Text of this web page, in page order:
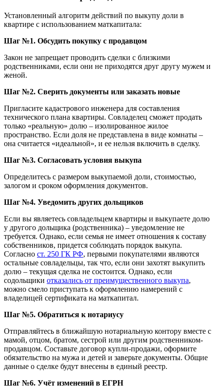
Установленный алгоритм действий по выкупу доли в
квартире с использованием маткапитала:
Шаг №1. Обсудить покупку с продавцом
Закон не запрещает проводить сделки с близкими
родственниками, если они не приходятся друг другу мужем и
женой.
Шаг №2. Сверить документы или заказать новые
Пригласите кадастрового инженера для составления
технического плана квартиры. Совладелец сможет продать
только «реальную» долю – изолированное жилое
пространство. Если доля не представлена в виде комнаты –
она считается «идеальной», и ее нельзя включить в сделку.
Шаг №3. Согласовать условия выкупа
Определитесь с размером выкупаемой доли, стоимостью,
залогом и сроком оформления документов.
Шаг №4. Уведомить других дольщиков
Если вы являетесь совладельцем квартиры и выкупаете долю
у другого дольщика (родственника) – уведомление не
требуется. Однако, если семья не имеет отношения к составу
собственников, придется соблюдать порядок выкупа.
Согласно ст. 250 ГК РФ, первыми покупателями являются
остальные совладельцы, так что, если они захотят выкупить
долю – текущая сделка не состоится. Однако, если
содольщики отказались от преимущественного выкупа,
можно смело приступать к оформлению намерений с
владелицей сертификата на маткапитал.
Шаг №5. Обратиться к нотариусу
Отправляйтесь в ближайшую нотариальную контору вместе с
мамой, отцом, братом, сестрой или другим родственником-
продавцом. Составьте договор купли-продажи, оформите
обязательство на мужа и детей и заверьте документы. Общие
данные о сделке будут внесены в единый реестр.
Шаг №6. Учёт изменений в ЕГРН